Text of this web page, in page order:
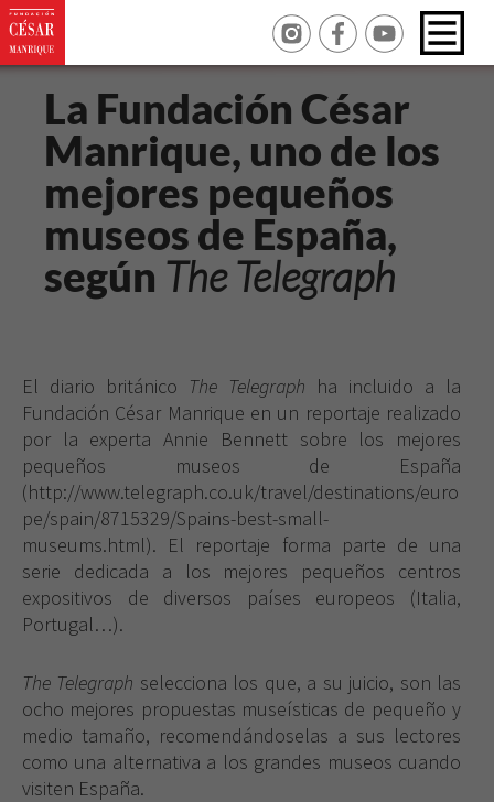
La Fundación César
Manrique, uno de los
mejores pequeños
museos de España,
según The Telegraph
El diario británico The Telegraph ha incluido a la
Fundación César Manrique en un reportaje realizado
por la experta Annie Bennett sobre los mejores
pequeños museos de España
(http://www.telegraph.co.uk/travel/destinations/euro
pe/spain/8715329/Spains-best-small-
museums.html). El reportaje forma parte de una
serie dedicada a los mejores pequeños centros
expositivos de diversos países europeos (Italia,
Portugal…).
The Telegraph selecciona los que, a su juicio, son las
ocho mejores propuestas museísticas de pequeño y
medio tamaño, recomendándoselas a sus lectores
como una alternativa a los grandes museos cuando
visiten España.